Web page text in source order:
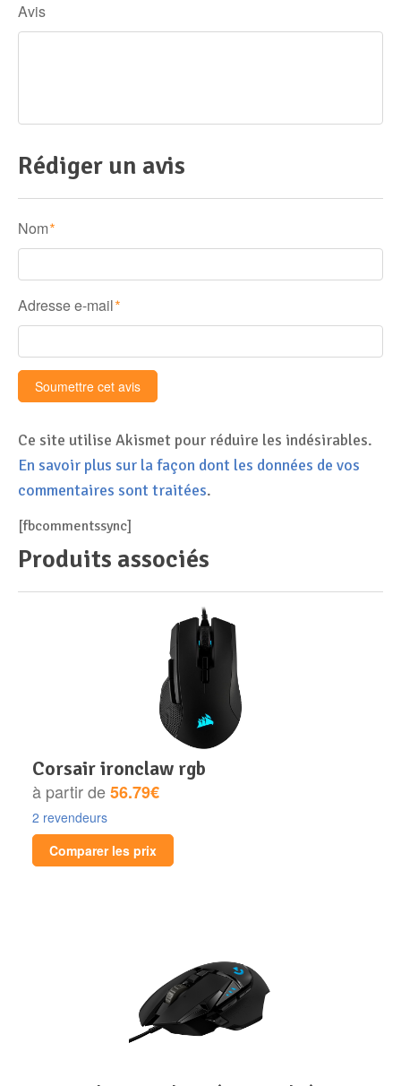
Avis
Rédiger un avis
Nom *
Adresse e-mail *
Ce site utilise Akismet pour réduire les indésirables.
En savoir plus sur la façon dont les données de vos
commentaires sont traitées.
[fbcommentssync]
Produits associés
corsair ironclaw rgb
à partir de56.79€
2 revendeurs
Comparer les prix